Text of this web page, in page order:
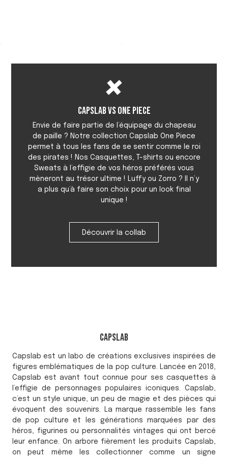
Capslab vs One Piece
Envie de faire partie de l’équipage du chapeau
de paille ? Notre collection Capslab One Piece
permet à tous les fans de se sentir comme le roi
des pirates ! Nos Casquettes, T-shirts ou encore
Sweats à l’effigie de vos héros préférés vous
mèneront au trésor ultime ! Luffy ou Zorro ? Il n’y
a plus qu’à faire son choix pour un look final
unique !
Découvrir la collab
Capslab
Capslab est un labo de créations exclusives inspirées de
figures emblématiques de la pop culture. Lancée en 2018,
Capslab est avant tout connue pour ses casquettes à
l’effigie de personnages populaires iconiques. Capslab,
c’est un style unique, un peu de magie et des pièces qui
évoquent des souvenirs. La marque rassemble les fans
de pop culture et les générations marquées par des
héros, figurines ou personnalités vintages qui ont bercé
leur enfance. On arbore fièrement les produits Capslab,
on peut même les collectionner comme un signe